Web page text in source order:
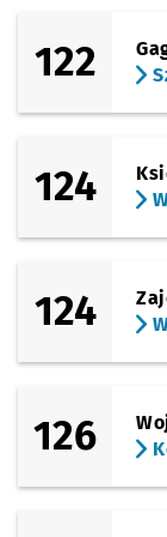
Uniwersytet
(Kamienna)
Drukarska
Rondo
Krucza
Krucza
Grochowa
Stalowa
Pl. Srebrny
122
124
124
126